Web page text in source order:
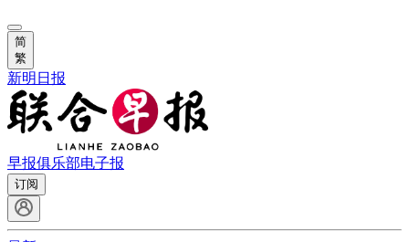
简
繁
新明日报
早报俱乐部电子报
订阅